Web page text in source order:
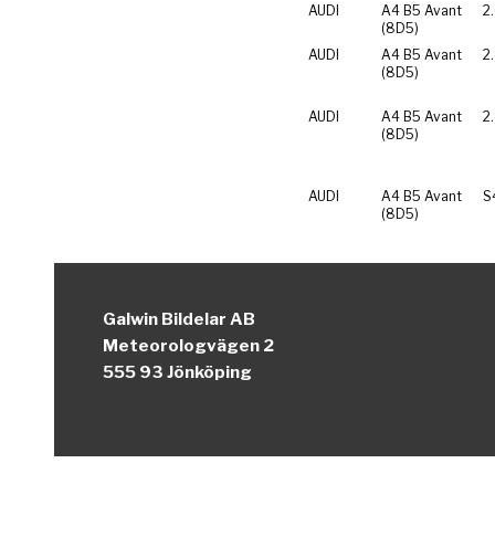
AUDI
A4 B5 Avant
(8D5)
AUDI
A4 B5 Avant
(8D5)
AUDI
A4 B5 Avant
(8D5)
AUDI
A4 B5 Avant
(8D5)
Galwin Bildelar AB
Meteorologvägen 2
555 93 Jönköping